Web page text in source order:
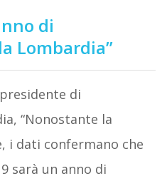
di
Lombardia”
di
“Nonostante la
i dati confermano che
sarà un anno di